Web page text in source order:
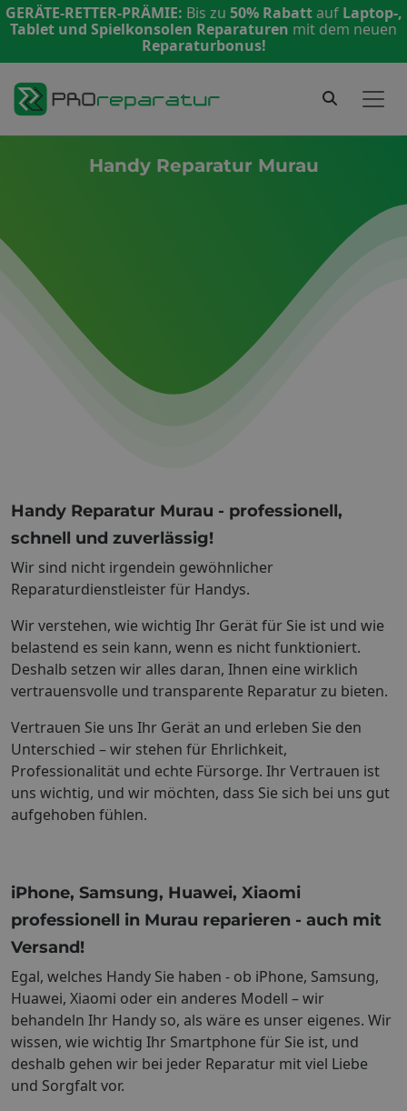
GERÄTE-RETTER-PRÄMIE: Bis zu 50% Rabattauf Laptop-,
Tablet und Spielkonsolen Reparaturen mit dem neuen
Reparaturbonus!
Handy Reparatur Murau
Handy Reparatur Murau - professionell,
schnell und zuverlässig!
Wir sind nicht irgendein gewöhnlicher
Reparaturdienstleister für Handys.
Wir verstehen, wie wichtig Ihr Gerät für Sie ist und wie
belastend es sein kann, wenn es nicht funktioniert.
Deshalb setzen wir alles daran, Ihnen eine wirklich
vertrauensvolle und transparente Reparatur zu bieten.
Vertrauen Sie uns Ihr Gerät an und erleben Sie den
Unterschied – wir stehen für Ehrlichkeit,
Professionalität und echte Fürsorge. Ihr Vertrauen ist
uns wichtig, und wir möchten, dass Sie sich bei uns gut
aufgehoben fühlen.
iPhone, Samsung, Huawei, Xiaomi
professionell in Murau reparieren - auch mit
Versand!
Egal, welches Handy Sie haben - ob iPhone, Samsung,
Huawei, Xiaomi oder ein anderes Modell – wir
behandeln Ihr Handy so, als wäre es unser eigenes. Wir
wissen, wie wichtig Ihr Smartphone für Sie ist, und
deshalb gehen wir bei jeder Reparatur mit viel Liebe
und Sorgfalt vor.